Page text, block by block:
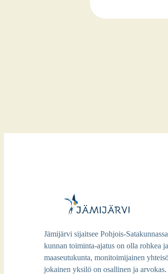
Jämijärvi sijaitsee Pohjois-
kunnan toiminta-ajatus on olla rohkea
maaseutukunta, monitoimijainen
jokainen yksilö on osallinen ja arvokas.